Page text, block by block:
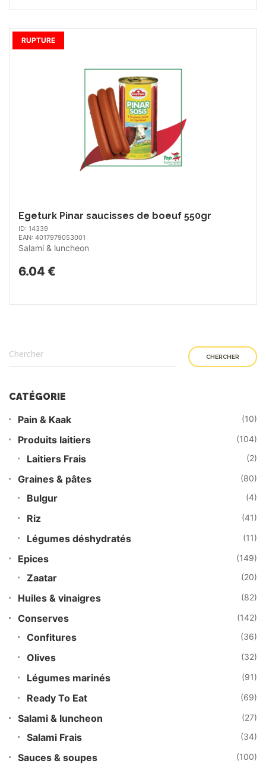
Egeturk Pinar saucisses de boeuf 550gr
ID: 14339
EAN: 4017979053001
Salami & luncheon
6.04 €
RUPTURE
CHERCHER
CATÉGORIE
Pain & Kaak (10)
Produits laitiers (104)
Laitiers Frais (2)
Graines & pâtes (80)
Bulgur (4)
Riz (41)
Légumes déshydratés (11)
Epices (149)
Zaatar (20)
Huiles & vinaigres (82)
Conserves (142)
Confitures (36)
Olives (32)
Légumes marinés (91)
Ready To Eat (69)
Salami & luncheon (27)
Salami Frais (34)
Sauces & soupes (100)